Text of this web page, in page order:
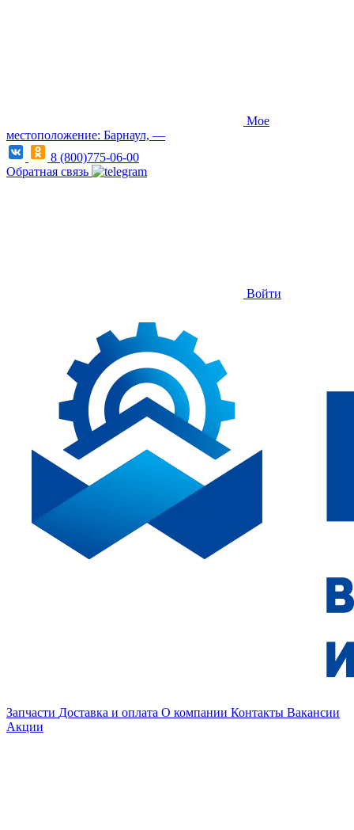
Мое
местоположение: Барнаул, —
8 (800)775-06-00
Обратная связь
Войти
Запчасти Доставка и оплата О компании Контакты Вакансии
Акции